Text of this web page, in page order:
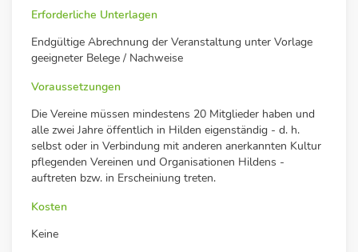
Erforderliche Unterlagen
Endgültige Abrechnung der Veranstaltung unter Vorlage
geeigneter Belege / Nachweise
Voraussetzungen
Die Vereine müssen mindestens 20 Mitglieder haben und
alle zwei Jahre öffentlich in Hilden eigenständig - d. h.
selbst oder in Verbindung mit anderen anerkannten Kultur
pflegenden Vereinen und Organisationen Hildens -
auftreten bzw. in Erscheiniung treten.
Kosten
Keine